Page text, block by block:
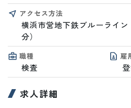
アクセス方法
横浜市営地下鉄ブルーライ
分）
職種
検査
雇
求人詳細